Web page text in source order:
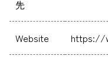
先
Website https://